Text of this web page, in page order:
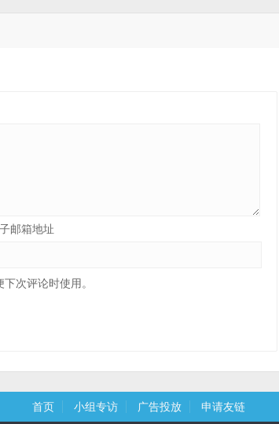
邮箱地址
次评论时使用。
首页 小组专访 广告投放 申请友链